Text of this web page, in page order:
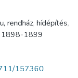
, rendház, hídépítés,
1898-1899
157360